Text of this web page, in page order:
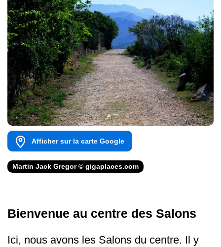
Afficher sur la carte Google
Martin Jack Gregor © gigaplaces.com
Bienvenue au centre des Salons
Ici, nous avons les Salons du centre. Il y